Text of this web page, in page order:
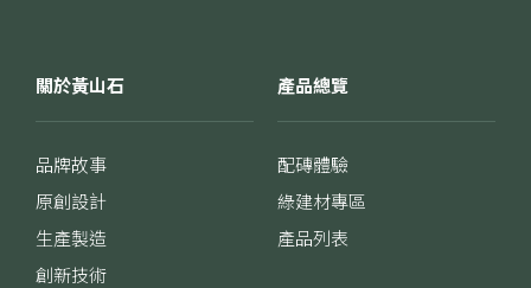
關於黃山石
品牌故事
原創設計
生產製造
創新技術
產品總覽
配磚體驗
綠建材專區
產品列表